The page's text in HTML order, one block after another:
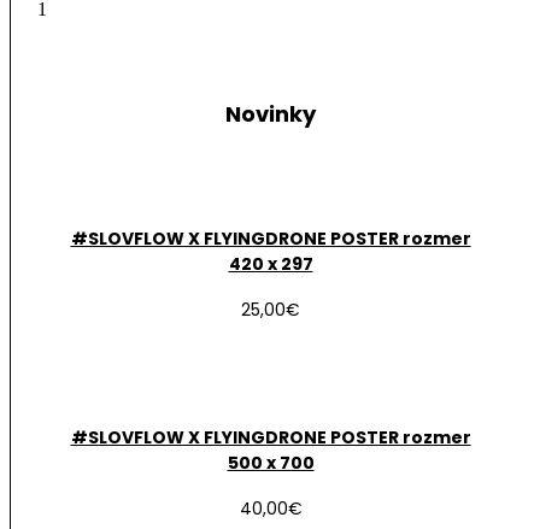
Novinky
#SLOVFLOW X FLYINGDRONE POSTER rozmer
420 x 297
25,00€
#SLOVFLOW X FLYINGDRONE POSTER rozmer
500 x 700
40,00€